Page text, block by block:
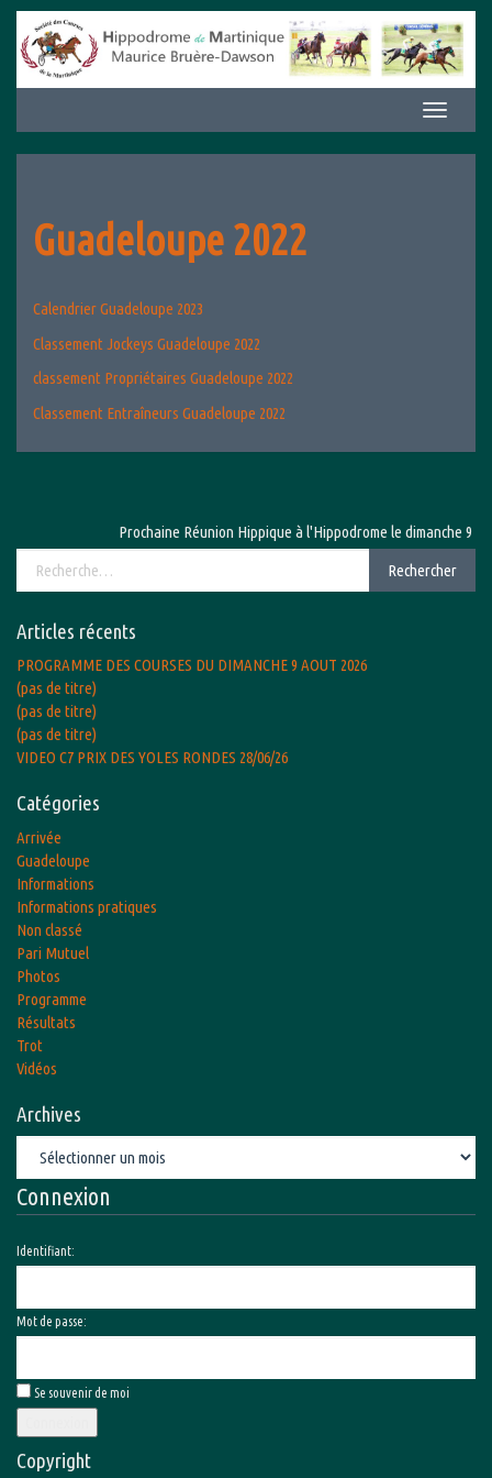
Aller
contenu
Afficher/
la
Guadeloupe 2022
Calendrier Guadeloupe 2023
Classement Jockeys Guadeloupe 2022
classement Propriétaires Guadeloupe 2022
Classement Entraîneurs Guadeloupe 2022
Prochaine Réunion Hippique à l'Hippodrome le dimanche 9
Rechercher
Articles récents
PROGRAMME DES COURSES DU DIMANCHE 9 AOUT 2026
(pas de titre)
(pas de titre)
(pas de titre)
VIDEO C7 PRIX DES YOLES RONDES 28/06/26
Catégories
Arrivée
Guadeloupe
Informations
Informations pratiques
Non classé
Pari Mutuel
Photos
Programme
Résultats
Trot
Vidéos
Archives
Connexion
Identifiant:
Mot de passe:
Se souvenir de moi
Copyright